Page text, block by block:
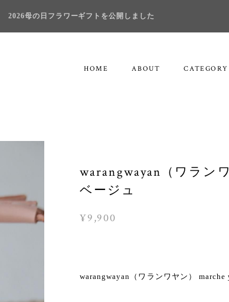
2026母の日フラワーギフトを公開しました
HOME ABOUT CATEGORY
warangwayan（ワラン
ベージュ
¥9,900
warangwayan（ワランワヤン）